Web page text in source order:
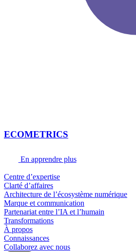
ECOMETRICS
En apprendre plus
Centre d’expertise
Clarté d’affaires
Architecture de l’écosystème numérique
Marque et communication
Partenariat entre l’IA et l’humain
Transformations
À propos
Connaissances
Collaborez avec nous